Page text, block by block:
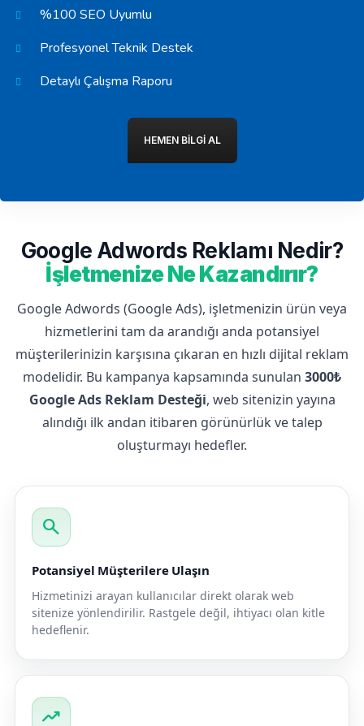
%100 SEO Uyumlu
Profesyonel Teknik Destek
Detaylı Çalışma Raporu
HEMEN BILGI AL
Google Adwords Reklamı Nedir?
İşletmenize Ne Kazandırır?
Google Adwords (Google Ads), işletmenizin ürün veya
hizmetlerini tam da arandığı anda potansiyel
müşterilerinizin karşısına çıkaran en hızlı dijital reklam
modelidir. Bu kampanya kapsamında sunulan 3000₺
Google Ads Reklam Desteği, web sitenizin yayına
alındığı ilk andan itibaren görünürlük ve talep
oluşturmayı hedefler.
search
Potansiyel Müşterilere Ulaşın
Hizmetinizi arayan kullanıcılar direkt olarak web
sitenize yönlendirilir. Rastgele değil, ihtiyacı olan kitle
hedeflenir.
trending_up